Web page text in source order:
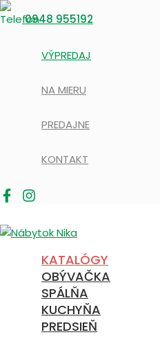
Preskočiť
na
0948 955192
VÝPREDAJ
NA MIERU
PREDAJNE
KONTAKT
KATALÓGY
OBÝVAČKA
SPÁLŇA
KUCHYŇA
PREDSIEŇ